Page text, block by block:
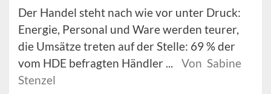
Der Handel steht nach wie vor unter Druck:
Energie, Personal und Ware werden teurer,
die Umsätze treten auf der Stelle: 69 % der
vom HDE befragten Händler ...
Von Sabine
Stenzel